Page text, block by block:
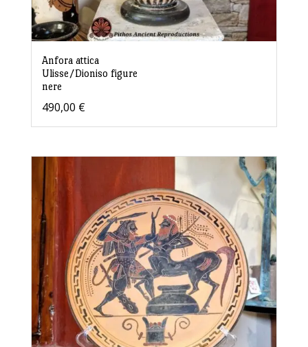
Anfora attica
Ulisse/Dioniso figure
nere
490,00 €